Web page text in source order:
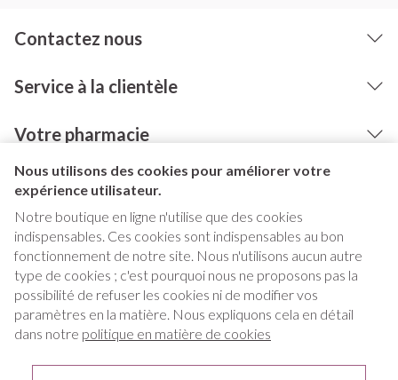
Nous utilisons des cookies pour améliorer votre
expérience utilisateur.
Notre boutique en ligne n'utilise que des cookies
indispensables. Ces cookies sont indispensables au bon
fonctionnement de notre site. Nous n'utilisons aucun autre
type de cookies ; c'est pourquoi nous ne proposons pas la
possibilité de refuser les cookies ni de modifier vos
paramètres en la matière. Nous expliquons cela en détail
dans notre politique en matière de cookies
Contactez nous
Service à la clientèle
Votre pharmacie
Liens légaux